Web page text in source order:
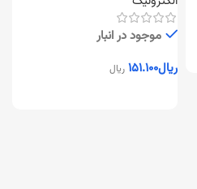
موجود در انبار
ریال۱۵۱.۱۰۰ ریال